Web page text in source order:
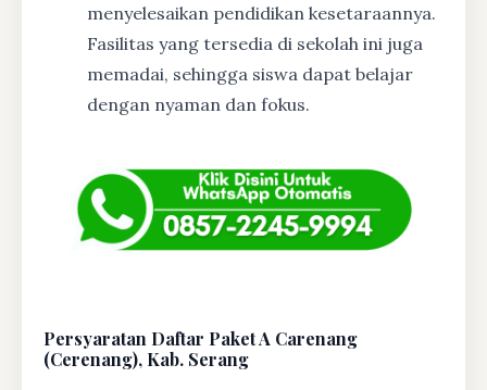
menyelesaikan pendidikan kesetaraannya.
Fasilitas yang tersedia di sekolah ini juga
memadai, sehingga siswa dapat belajar
dengan nyaman dan fokus.
Persyaratan Daftar Paket A Carenang
(Cerenang), Kab. Serang